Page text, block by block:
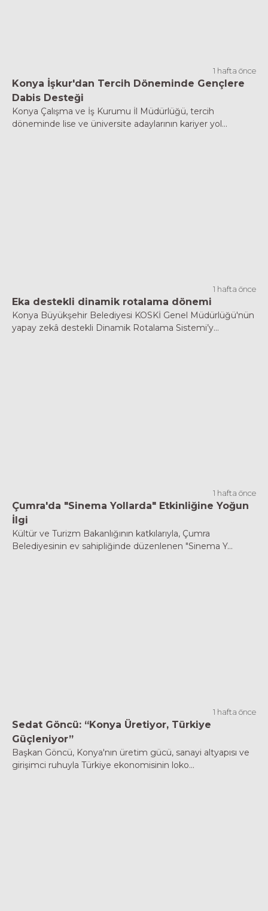
1 hafta önce
Konya İşkur'dan Tercih Döneminde Gençlere
Dabis Desteği
Konya Çalışma ve İş Kurumu İl Müdürlüğü, tercih
döneminde lise ve üniversite adaylarının kariyer yol...
1 hafta önce
Eka destekli dinamik rotalama dönemi
Konya Büyükşehir Belediyesi KOSKİ Genel Müdürlüğü'nün
yapay zekâ destekli Dinamik Rotalama Sistemi’y...
1 hafta önce
Çumra'da "Sinema Yollarda" Etkinliğine Yoğun
İlgi
Kültür ve Turizm Bakanlığının katkılarıyla, Çumra
Belediyesinin ev sahipliğinde düzenlenen "Sinema Y...
1 hafta önce
Sedat Göncü: “Konya Üretiyor, Türkiye
Güçleniyor”
Başkan Göncü, Konya'nın üretim gücü, sanayi altyapısı ve
girişimci ruhuyla Türkiye ekonomisinin loko...